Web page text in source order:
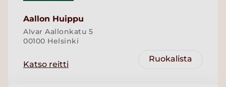
Aallon Huippu
Alvar Aallonkatu 5
00100 Helsinki
Katso reitti
Ruokalista